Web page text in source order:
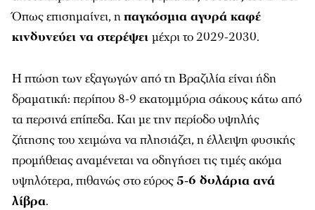
Όπως επισημαίνει, ηπαγκόσμια αγορά καφέ
κινδυνεύει να στερέψει μέχρι το 2029-2030.
Η πτώση των εξαγωγών από τη Βραζιλία είναι ήδη
δραματική: περίπου 8-9 εκατομμύρια σάκους κάτω από
τα περσινά επίπεδα. Και με την περίοδο υψηλής
ζήτησης του χειμώνα να πλησιάζει, η έλλειψη φυσικής
προμήθειας αναμένεται να οδηγήσει τις τιμές ακόμα
υψηλότερα, πιθανώς στο εύρος5-6 δολάρια ανά
λίβρα.